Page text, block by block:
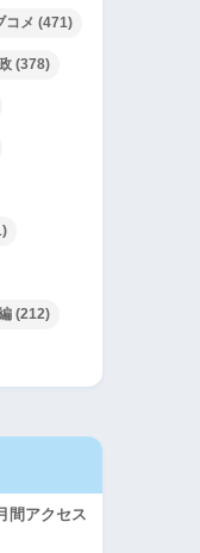
コメ (471)
(378)
(212)
間アクセス